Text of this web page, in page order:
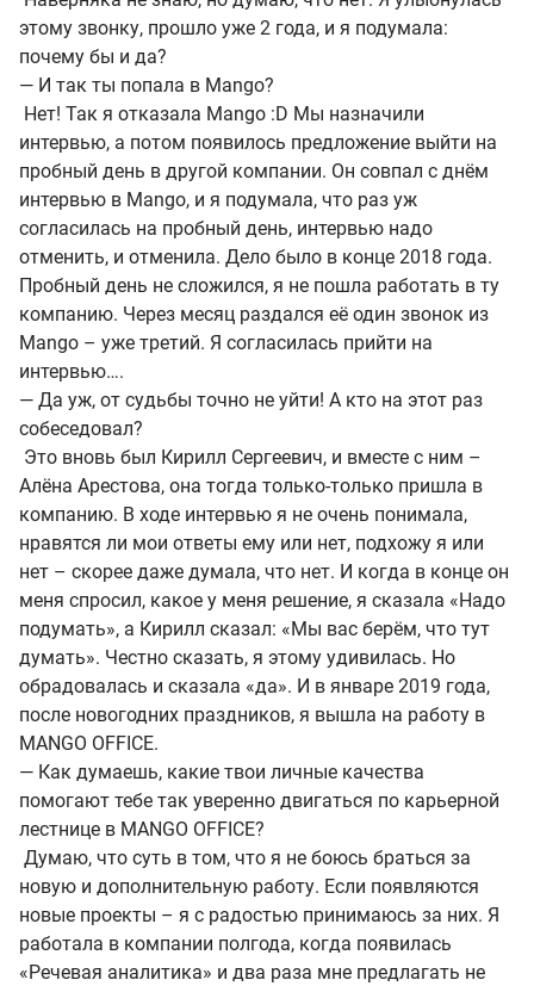
этому звонку, прошло уже 2 года, и я подумала:
почему бы и да?
— И так ты попала в Mango?
Нет! Так я отказала Mango :D Мы назначили
интервью, а потом появилось предложение выйти на
пробный день в другой компании. Он совпал с днём
интервью в Mango, и я подумала, что раз уж
согласилась на пробный день, интервью надо
отменить, и отменила. Дело было в конце 2018 года.
Пробный день не сложился, я не пошла работать в ту
компанию. Через месяц раздался её один звонок из
Mango – уже третий. Я согласилась прийти на
интервью….
— Да уж, от судьбы точно не уйти! А кто на этот раз
собеседовал?
Это вновь был Кирилл Сергеевич, и вместе с ним –
Алёна Арестова, она тогда только-только пришла в
компанию. В ходе интервью я не очень понимала,
нравятся ли мои ответы ему или нет, подхожу я или
нет – скорее даже думала, что нет. И когда в конце он
меня спросил, какое у меня решение, я сказала «Надо
подумать», а Кирилл сказал: «Мы вас берём, что тут
думать». Честно сказать, я этому удивилась. Но
обрадовалась и сказала «да». И в январе 2019 года,
после новогодних праздников, я вышла на работу в
MANGO OFFICE.
— Как думаешь, какие твои личные качества
помогают тебе так уверенно двигаться по карьерной
лестнице в MANGO OFFICE?
Думаю, что суть в том, что я не боюсь браться за
новую и дополнительную работу. Если появляются
новые проекты – я с радостью принимаюсь за них. Я
работала в компании полгода, когда появилась
«Речевая аналитика» и два раза мне предлагать не